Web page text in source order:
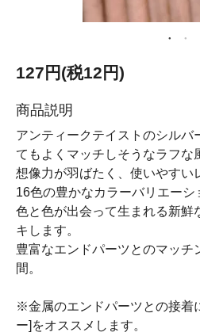
127円(税12円)
商品説明
アンティークテイストのシルバ
てもよくマッチしそうなラフな
想像力が羽ばたく、使いやすい
16色の豊かなカラーバリエーシ
色と色が出会って生まれる新鮮
キします。
豊富なエンドパーツとのマッチ
間。
※金属のエンドパーツとの接着
ー]をオススメします。